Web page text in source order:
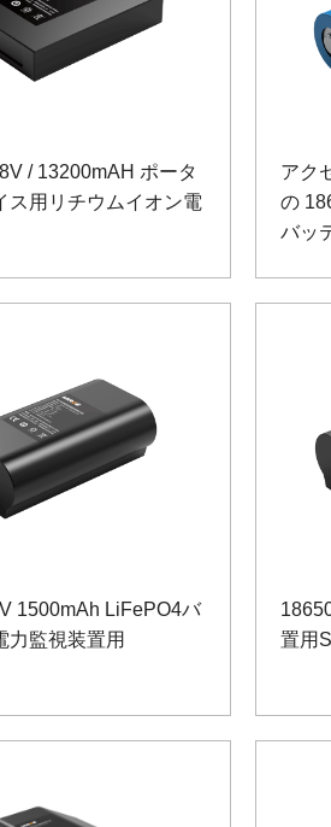
/ 13200mAH ポータ
ス用リチウムイオン電
アク
の
バッ
1500mAh LiFePO4バ
力監視装置用
置用